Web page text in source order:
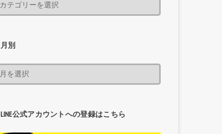
月別
LINE公式アカウントへの登録はこちら